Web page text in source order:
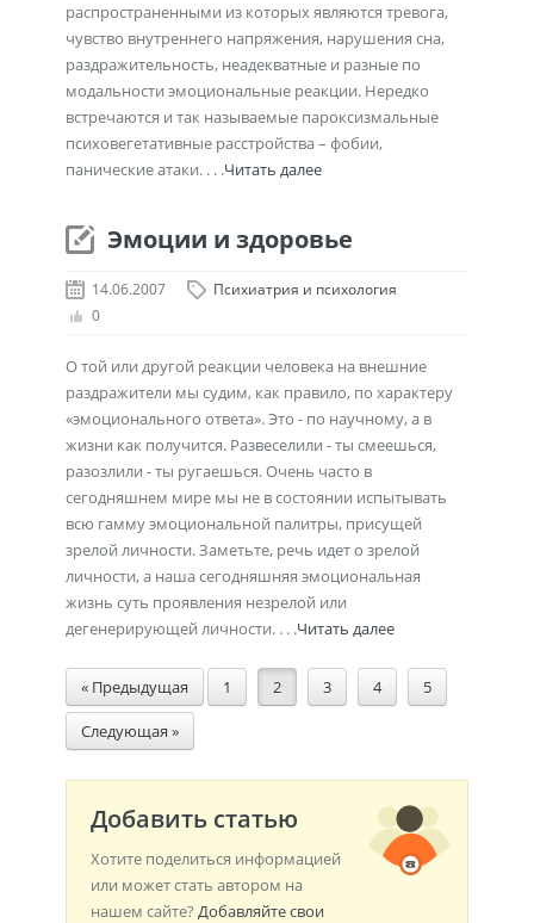
распространенными из которых являются тревога,
чувство внутреннего напряжения, нарушения сна,
раздражительность, неадекватные и разные по
модальности эмоциональные реакции. Нередко
встречаются и так называемые пароксизмальные
психовегетативные расстройства – фобии,
панические атаки. . . .Читать далее
Эмоции и здоровье
14.06.2007
Психиатрия и психология
0
О той или другой реакции человека на внешние
раздражители мы судим, как правило, по характеру
«эмоционального ответа». Это - по научному, а в
жизни как получится. Развеселили - ты смеешься,
разозлили - ты ругаешься. Очень часто в
сегодняшнем мире мы не в состоянии испытывать
всю гамму эмоциональной палитры, присущей
зрелой личности. Заметьте, речь идет о зрелой
личности, а наша сегодняшняя эмоциональная
жизнь суть проявления незрелой или
дегенерирующей личности. . . .Читать далее
« Предыдущая 1 2 3 4 5
Следующая »
Добавить статью
Хотите поделиться информацией
или может стать автором на
нашем сайте? Добавляйте свои